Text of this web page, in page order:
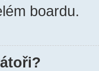
boardu.